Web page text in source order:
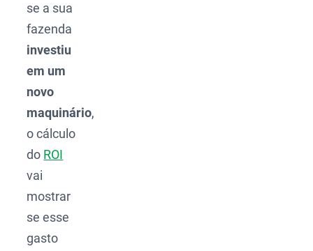
se a sua
fazenda
investiu
em um
novo
maquinário,
o cálculo
do ROI
vai
mostrar
se esse
gasto